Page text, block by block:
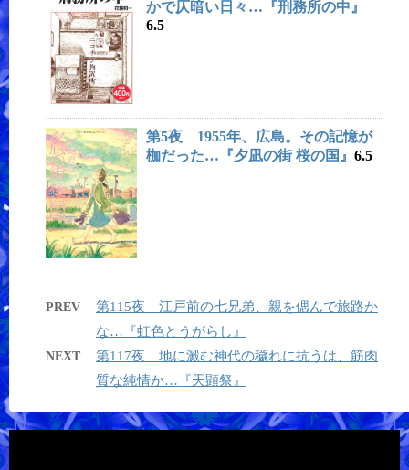
かで仄暗い日々…『刑務所の中』
6.5
第5夜 1955年、広島。その記憶が
枷だった…『夕凪の街 桜の国』 6.5
PREV
第115夜 江戸前の七兄弟、親を偲んで旅路か
な…『虹色とうがらし』
NEXT
第117夜 地に澱む神代の穢れに抗うは、筋肉
質な純情か…『天顕祭』